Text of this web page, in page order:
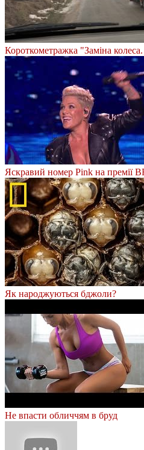
Короткометражка "Заміна
Яскравий номер Pink на премії
Як народжуються бджоли?
Не впасти обличчям в бруд